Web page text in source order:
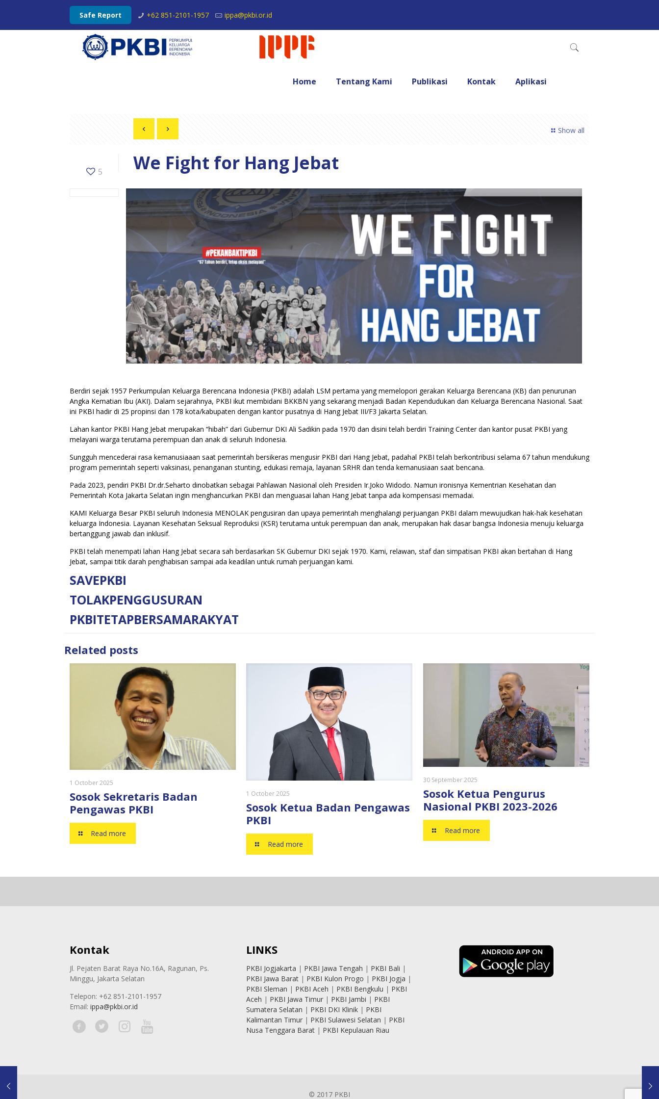
Safe Report +62 851-2101-1957 ippa@pkbi.or.id
Home Tentang Kami Publikasi Kontak Aplikasi
Show all
5 We Fight for Hang Jebat
Berdiri sejak 1957 Perkumpulan Keluarga Berencana Indonesia (PKBI) adalah LSM pertama yang memelopori gerakan Keluarga Berencana (KB) dan penurunan
Angka Kematian Ibu (AKI). Dalam sejarahnya, PKBI ikut membidani BKKBN yang sekarang menjadi Badan Kependudukan dan Keluarga Berencana Nasional. Saat
ini PKBI hadir di 25 propinsi dan 178 kota/kabupaten dengan kantor pusatnya di Hang Jebat III/F3 Jakarta Selatan.
Lahan kantor PKBI Hang Jebat merupakan “hibah” dari Gubernur DKI Ali Sadikin pada 1970 dan disini telah berdiri Training Center dan kantor pusat PKBI yang
melayani warga terutama perempuan dan anak di seluruh Indonesia.
Sungguh mencederai rasa kemanusiaaan saat pemerintah bersikeras mengusir PKBI dari Hang Jebat, padahal PKBI telah berkontribusi selama 67 tahun mendukung
program pemerintah seperti vaksinasi, penanganan stunting, edukasi remaja, layanan SRHR dan tenda kemanusiaan saat bencana.
Pada 2023, pendiri PKBI Dr.dr.Seharto dinobatkan sebagai Pahlawan Nasional oleh Presiden Ir.Joko Widodo. Namun ironisnya Kementrian Kesehatan dan
Pemerintah Kota Jakarta Selatan ingin menghancurkan PKBI dan menguasai lahan Hang Jebat tanpa ada kompensasi memadai.
KAMI Keluarga Besar PKBI seluruh Indonesia MENOLAK pengusiran dan upaya pemerintah menghalangi perjuangan PKBI dalam mewujudkan hak-hak kesehatan
keluarga Indonesia. Layanan Kesehatan Seksual Reproduksi (KSR) terutama untuk perempuan dan anak, merupakan hak dasar bangsa Indonesia menuju keluarga
bertanggung jawab dan inklusif.
PKBI telah menempati lahan Hang Jebat secara sah berdasarkan SK Gubernur DKI sejak 1970. Kami, relawan, staf dan simpatisan PKBI akan bertahan di Hang
Jebat, sampai titik darah penghabisan sampai ada keadilan untuk rumah perjuangan kami.
SAVEPKBI
TOLAKPENGGUSURAN
PKBITETAPBERSAMARAKYAT
Related posts
1 October 2025
Sosok Sekretaris Badan
Pengawas PKBI
Read more
1 October 2025
Sosok Ketua Badan Pengawas
PKBI
Read more
30 September 2025
Sosok Ketua Pengurus
Nasional PKBI 2023-2026
Read more
Kontak
Jl. Pejaten Barat Raya No.16A, Ragunan, Ps.
Minggu, Jakarta Selatan
Telepon: +62 851-2101-1957
Email: ippa@pkbi.or.id
LINKS
PKBI Jogjakarta | PKBI Jawa Tengah | PKBI Bali |
PKBI Jawa Barat | PKBI Kulon Progo | PKBI Jogja |
PKBI Sleman | PKBI Aceh | PKBI Bengkulu | PKBI
Aceh | PKBI Jawa Timur | PKBI Jambi | PKBI
Sumatera Selatan | PKBI DKI Klinik | PKBI
Kalimantan Timur | PKBI Sulawesi Selatan | PKBI
Nusa Tenggara Barat | PKBI Kepulauan Riau
© 2017 PKBI